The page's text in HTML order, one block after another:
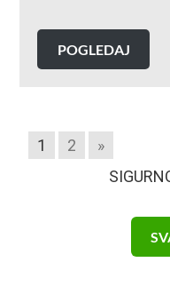
POGLEDAJ
1 2
»